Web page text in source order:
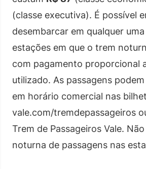
(classe executiva). É possível
desembarcar em qualquer uma
estações em que o trem
com pagamento proporcional
utilizado. As passagens
em horário comercial nas
vale.com/tremdepassageiros
Trem de Passageiros Vale.
noturna de passagens nas